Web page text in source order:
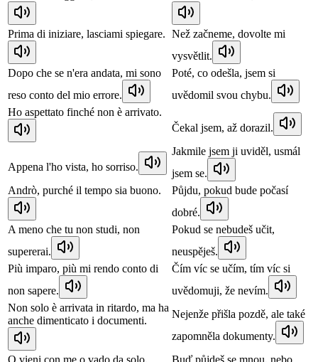
Prima di iniziare, lasciami spiegare. Než začneme, dovolte mi
vysvětlit.
Dopo che se n'era andata, mi sono
reso conto del mio errore.
Poté, co odešla, jsem si
uvědomil svou chybu.
Ho aspettato finché non è arrivato.
Čekal jsem, až dorazil.
Appena l'ho vista, ho sorriso.
Jakmile jsem ji uviděl, usmál
jsem se.
Andrò, purché il tempo sia buono.
Půjdu, pokud bude počasí
dobré.
A meno che tu non studi, non
supererai.
Pokud se nebudeš učit,
neuspěješ.
Più imparo, più mi rendo conto di
non sapere.
Čím víc se učím, tím víc si
uvědomuji, že nevím.
Non solo è arrivata in ritardo, ma ha
anche dimenticato i documenti.
Nejenže přišla pozdě, ale také
zapomněla dokumenty.
O vieni con me o vado da solo.
Buď půjdeš se mnou, nebo